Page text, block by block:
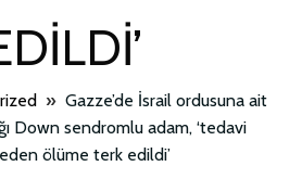
» Gazze’de İsrail ordusuna ait
Down sendromlu adam, ‘tedavi
ölüme terk edildi’